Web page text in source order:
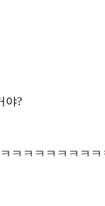
야?
ㅋㅋㅋㅋㅋㅋㅋ